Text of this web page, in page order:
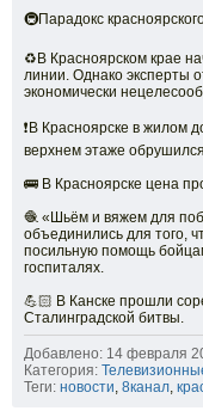
🚇Парадокс
♻️В Красноярском крае
линии. Однако эксперты
экономически
❗В Красноярске в жилом
верхнем этаже
🚌 В Красноярске цена
🧶 «Шьём и вяжем для
объединились для того,
посильную помощь
госпиталях.
💪🏻 В Канске прошли
Сталинградской битвы.
Добавлено: 14 февраля
Категория:
Теги: новости, 8канал,